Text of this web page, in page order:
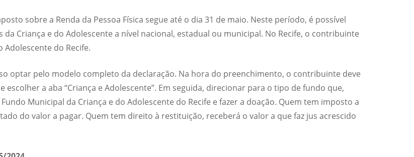
sobre a Renda da Pessoa Física segue até o dia 31 de maio. Neste período, é possível
Criança e do Adolescente a nível nacional, estadual ou municipal. No Recife, o contribuinte
do Recife.
optar pelo modelo completo da declaração. Na hora do preenchimento, o contribuinte deve
a aba “Criança e Adolescente”. Em seguida, direcionar para o tipo de fundo que,
Municipal da Criança e do Adolescente do Recife e fazer a doação. Quem tem imposto a
do valor a pagar. Quem tem direito à restituição, receberá o valor a que faz jus acrescido